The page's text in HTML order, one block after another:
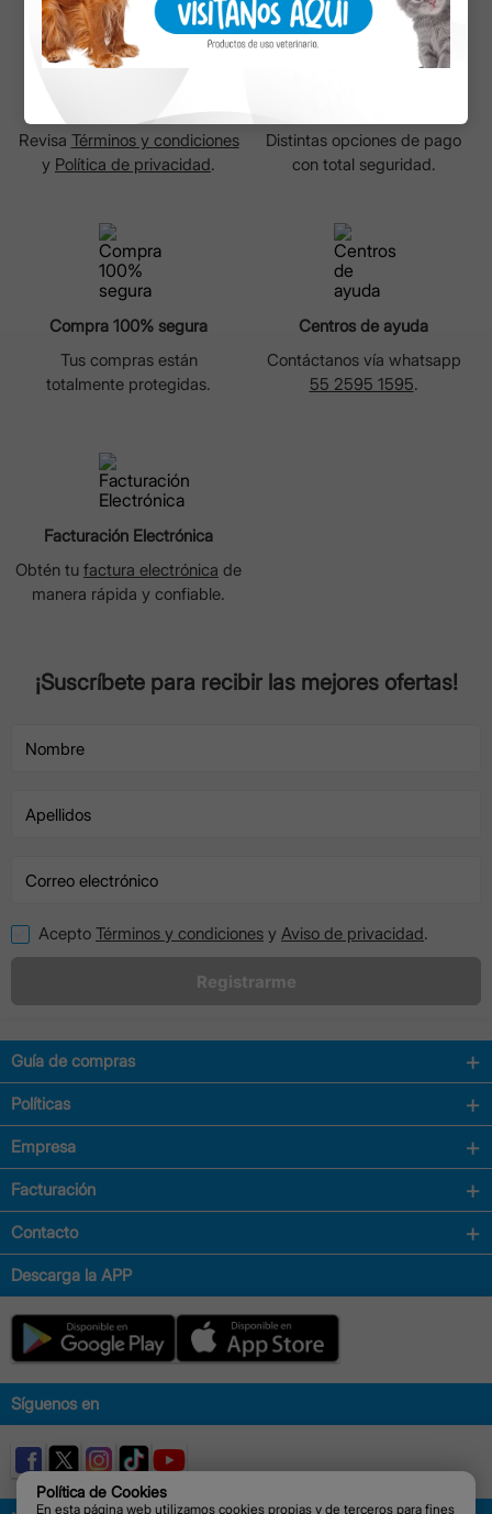
Política de Cookies
En esta página web utilizamos cookies propias y de terceros para fines
Revisa Términos y condiciones
y Política de privacidad.
Distintas opciones de pago
con total seguridad.
Compra 100% segura
Tus compras están
totalmente protegidas.
Centros de ayuda
Contáctanos vía whatsapp
55 2595 1595.
Facturación Electrónica
Obtén tu factura electrónica de
manera rápida y confiable.
¡Suscríbete para recibir las mejores ofertas!
Acepto Términos y condiciones y Aviso de privacidad.
Registrarme
Guía de compras
Políticas
Empresa
Facturación
Contacto
Descarga la APP
Síguenos en